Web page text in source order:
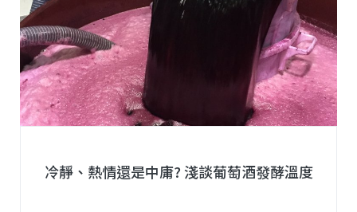
冷靜、熱情還是中庸? 淺談葡萄酒發酵溫度